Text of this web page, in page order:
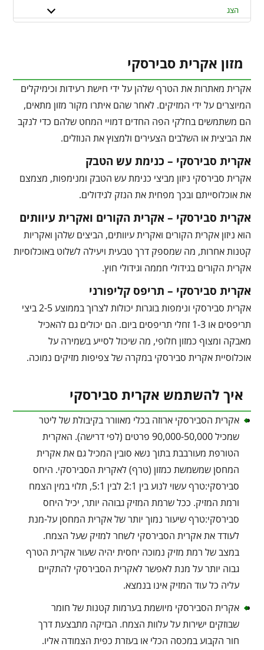
הצג
מזון אקרית סבירסקי
אקרית מאתרות את הטרף שלהן על ידי חישת רעידות וכימיקלים
המיוצרים על ידי המזיקים. לאחר שהם איתרו מקור מזון מתאים,
הם משתמשים בחלקי הפה החדים דמויי המחט שלהם כדי לנקב
את הביצית או השלבים הצעירים ולמצוץ את הנוזלים.
אקרית סבירסקי – כנימת עש הטבק
אקרית סבירסקי ניזון מביצי כנימת עש הטבק ומנימפות, מצמצם
את אוכלוסייתם ובכך מפחית את הנזק לגידולים.
אקרית סבירסקי – אקרית הקורים ואקרית עיוותים
הוא ניזון אקרית הקורים ואקרית עיוותים, הביצים שלהן ואקריות
קטנות אחרות, מה שמספק דרך טבעית ויעילה לשלוט באוכלוסיות
אקרית הקורים בגידולי חממה וגידולי חוץ.
אקרית סבירסקי – תריפס קליפורני
אקרית סבירסקי ונימפות בוגרות יכולות לצרוך בממוצע 2-5 ביצי
תריפסים או 1-3 זחלי תריפסים ביום. הם יכולים גם להאכיל
מאבקה ומצוף כמזון חלופי, מה שיכול לסייע בשמירה על
אוכלוסיית אקרית סבירסקי במקרה של צפיפות מזיקים נמוכה.
איך להשתמש אקרית סבירסקי
אקרית הסבירסקי ארוזה בכלי מאוורר בקיבולת של ליטר
שמכיל 90,000-50,000 פרטים (לפי דרישה). האקרית
הטורפת מעורבבת בתוך נשא סובין המכיל גם את אקרית
המחסן שמשמשת כמזון (טרף) לאקרית הסבירסקי. היחס
סבירסקי:טרף עשוי לנוע בין 2:1 לבין 5:1, תלוי במין הצמח
ורמת המזיק. ככל שרמת המזיק גבוהה יותר, יכיל היחס
סבירסקי:טרף שיעור נמוך יותר של אקרית המחסן על-מנת
לעודד את אקרית הסבירסקי לשחר למזיק שעל הצמח.
במצב של רמת מזיק נמוכה יחסית יהיה שעור אקרית הטרף
גבוה יותר על מנת לאפשר לאקרית הסבירסקי להתקיים
עליה כל עוד המזיק אינו בנמצא.
אקרית הסבירסקי מיושמת בערמות קטנות של חומר
שבוזקים ישירות על עלוות הצמח. הבזיקה מתבצעת דרך
חור הקבוע במכסה הכלי או בעזרת כפית הצמודה אליו.